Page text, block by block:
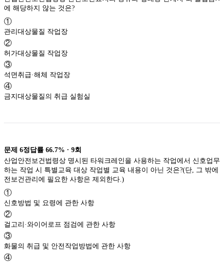
에 해당하지 않는 것은?
①
관리대상물질 작업장
②
허가대상물질 작업장
③
석면취급·해체 작업장
④
금지대상물질의 취급 실험실
문제 6정답률 66.7% · 9회
산업안전보건법령상 명시된 타워크레인을 사용하는 작업에서 신호업
하는 작업 시 특별교육 대상 작업별 교육 내용이 아닌 것은?(단, 그 밖에
전보건관리에 필요한 사항은 제외한다.)
①
신호방법 및 요령에 관한 사항
②
걸고리·와이어로프 점검에 관한 사항
③
화물의 취급 및 안전작업방법에 관한 사항
④